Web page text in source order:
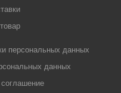
персональных данных
данных